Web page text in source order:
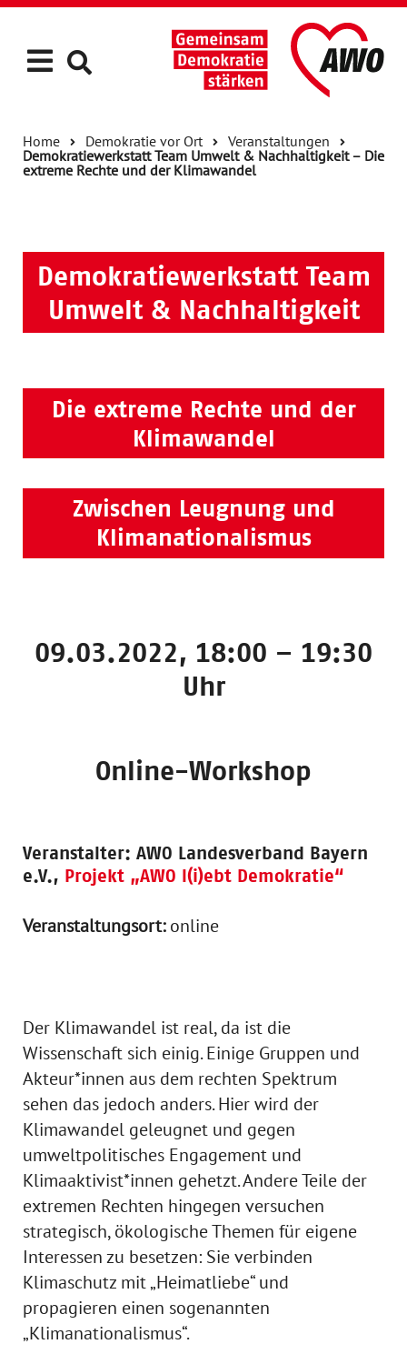
Home Demokratie vor Ort
Veranstaltungen
Demokratiewerkstatt Team Umwelt & Nachhaltigkeit – Die
extreme Rechte und der Klimawandel
Demokratiewerkstatt Team
Umwelt & Nachhaltigkeit
Die extreme Rechte und der
Klimawandel
Zwischen Leugnung und
Klimanationalismus
09.03.2022, 18:00 – 19:30
Uhr
Online-Workshop
Veranstalter: AWO Landesverband Bayern
e.V., Projekt „AWO l(i)ebt Demokratie“
Veranstaltungsort:online
Der Klimawandel ist real, da ist die
Wissenschaft sich einig. Einige Gruppen und
Akteur*innen aus dem rechten Spektrum
sehen das jedoch anders. Hier wird der
Klimawandel geleugnet und gegen
umweltpolitisches Engagement und
Klimaaktivist*innen gehetzt. Andere Teile der
extremen Rechten hingegen versuchen
strategisch, ökologische Themen für eigene
Interessen zu besetzen: Sie verbinden
Klimaschutz mit „Heimatliebe“ und
propagieren einen sogenannten
„Klimanationalismus“.